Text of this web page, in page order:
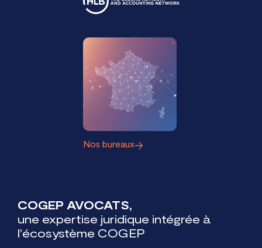
Nos bureaux
COGEP AVOCATS,
une expertise juridique intégrée à
l'écosystème COGEP